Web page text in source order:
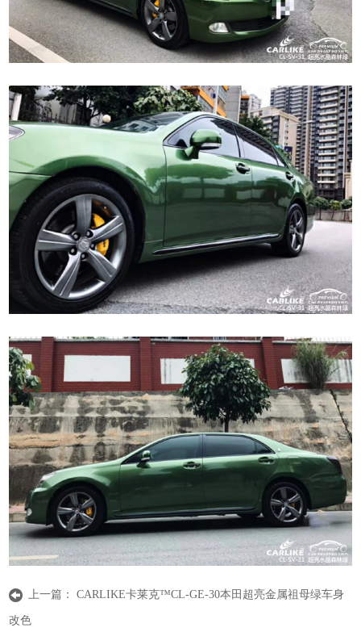
上一篇：CARLIKE卡莱克™CL-GE-30本田超亮金属祖母绿车身
改色